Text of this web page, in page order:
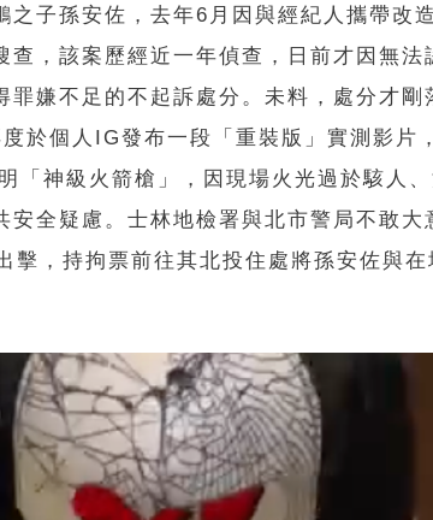
之子孫安佐，去年6月因與經紀人攜帶改
查，該案歷經近一年偵查，日前才因無法
罪嫌不足的不起訴處分。未料，處分才剛
於個人IG發布一段「重裝版」實測影片
「神級火箭槍」，因現場火光過於駭人
安全疑慮。士林地檢署與北市警局不敢大
擊，持拘票前往其北投住處將孫安佐與